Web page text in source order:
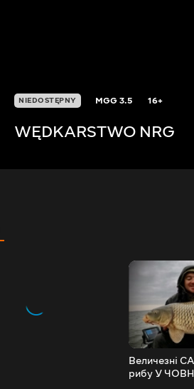
NIEDOSTĘPNY MGG3.5 16+
WĘDKARSTWO NRG
Величезні
рибу У